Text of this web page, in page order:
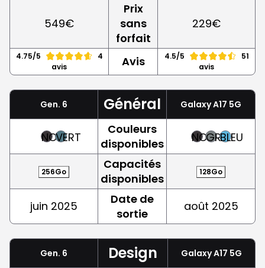
549€
Prix
sans
forfait
229€
4.75/5
4
avis
Avis 4.5/5
51
avis
Gen. 6 Général Galaxy A17 5G
NOIRVERT
Couleurs
disponibles
NOIRGRISBLEU
256Go
Capacités
disponibles
128Go
juin 2025
Date de
sortie
août 2025
Gen. 6 Design Galaxy A17 5G